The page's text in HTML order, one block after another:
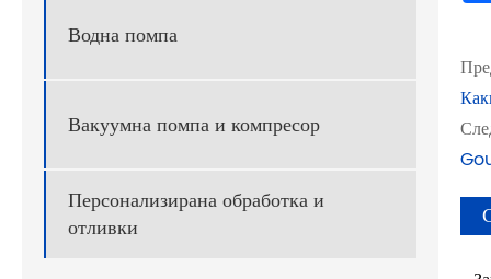
Водна помпа
Вакуумна помпа и компресор
Персонализирана обработка и
отливки